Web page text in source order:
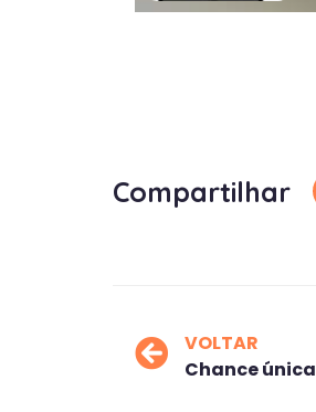
Compartilhar
VOLTAR
Chance única